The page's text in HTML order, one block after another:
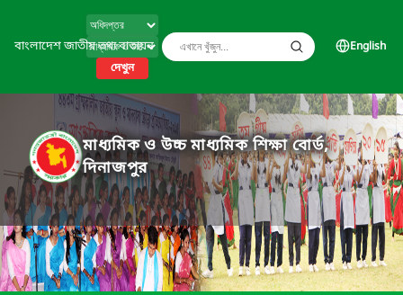
বাংলাদেশ জাতীয় তথ্য বাতায়ন
দেখুন
English
মাধ্যমিক ও উচ্চ মাধ্যমিক শিক্ষা বোর্ড,
দিনাজপুর